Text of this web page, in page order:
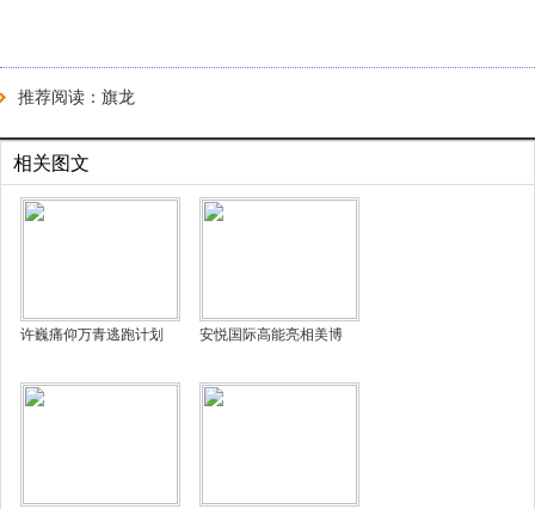
推荐阅读： 旗龙
相关图文
许巍痛仰万青逃跑计划 安悦国际高能亮相美博